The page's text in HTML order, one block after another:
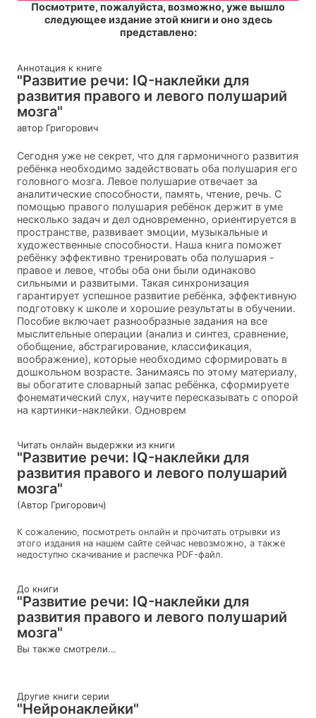
Посмотрите, пожалуйста, возможно, уже вышло
следующее издание этой книги и оно здесь
представлено:
Аннотация к книге
"Развитие речи: IQ-наклейки для
развития правого и левого полушарий
мозга"
автор Григорович
Сегодня уже не секрет, что для гармоничного развития
ребёнка необходимо задействовать оба полушария его
головного мозга. Левое полушарие отвечает за
аналитические способности, память, чтение, речь. С
помощью правого полушария ребёнок держит в уме
несколько задач и дел одновременно, ориентируется в
пространстве, развивает эмоции, музыкальные и
художественные способности. Наша книга поможет
ребёнку эффективно тренировать оба полушария -
правое и левое, чтобы оба они были одинаково
сильными и развитыми. Такая синхронизация
гарантирует успешное развитие ребёнка, эффективную
подготовку к школе и хорошие результаты в обучении.
Пособие включает разнообразные задания на все
мыслительные операции (анализ и синтез, сравнение,
обобщение, абстрагирование, классификация,
воображение), которые необходимо сформировать в
дошкольном возрасте. Занимаясь по этому материалу,
вы обогатите словарный запас ребёнка, сформируете
фонематический слух, научите пересказывать с опорой
на картинки-наклейки. Одноврем
Читать онлайн выдержки из книги
"Развитие речи: IQ-наклейки для
развития правого и левого полушарий
мозга"
(Автор Григорович)
К сожалению, посмотреть онлайн и прочитать отрывки из
этого издания на нашем сайте сейчас невозможно, а также
недоступно скачивание и распечка PDF-файл.
До книги
"Развитие речи: IQ-наклейки для
развития правого и левого полушарий
мозга"
Вы также смотрели...
Другие книги серии
"Нейронаклейки"